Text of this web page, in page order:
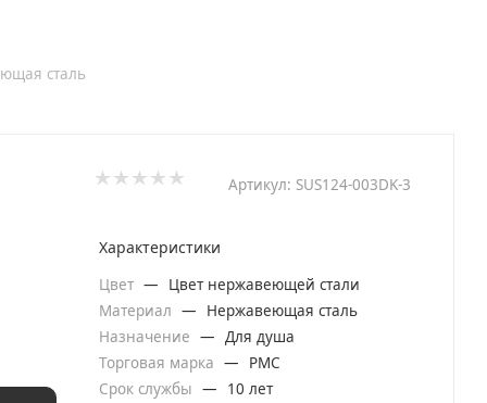
сталь
Артикул: SUS124-003DK-3
Характеристики
Цвет —
Цвет нержавеющей стали
Материал —
Нержавеющая сталь
Назначение — Для душа
Торговая марка —
РМС
Срок службы —
10 лет